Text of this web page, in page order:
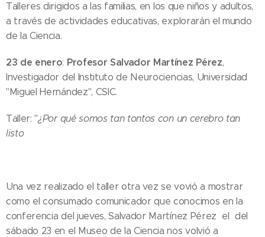
Talleres dirigidos a las familias, en los que niños y adultos,
a través de actividades educativas, explorarán el mundo
de la Ciencia.
23 de enero: Profesor Salvador Martínez Pérez,
Investigador del Instituto de Neurociencias, Universidad
"Miguel Hernández", CSIC.
Taller: "¿Por qué somos tan tontos con un cerebro tan
listo
Una vez realizado el taller otra vez se vovió a mostrar
como el consumado comunicador que conocimos en la
conferencia del jueves, Salvador Martínez Pérez el del
sábado 23 en el Museo de la Ciencia nos volvió a